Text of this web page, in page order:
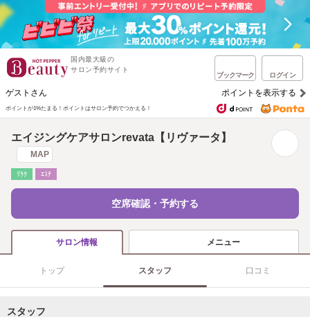
国内最大級の
サロン予約サイト
ブックマーク ログイン
ゲストさん ポイントを表示する
ポイントが1%たまる！ ポイントはサロン予約でつかえる！
エイジングケアサロンrevata【リヴァータ】
MAP
ﾘﾗｸ ｴｽﾃ
空席確認・予約する
サロン情報 メニュー
トップ スタッフ 口コミ
スタッフ